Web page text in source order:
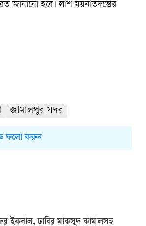
জানানো হবে। লাশ ময়নাতদন্তের
জামালপুর সদর
ফলো করুন
ইকবাল, ঢাবির মাকসুদ কামালসহ